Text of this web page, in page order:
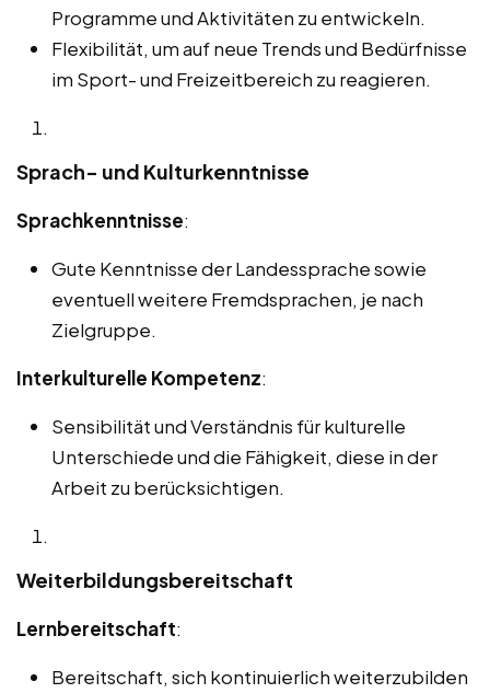
Programme und Aktivitäten zu entwickeln.
Flexibilität, um auf neue Trends und Bedürfnisse
im Sport- und Freizeitbereich zu reagieren.
Sprach- und Kulturkenntnisse
Sprachkenntnisse:
Gute Kenntnisse der Landessprache sowie
eventuell weitere Fremdsprachen, je nach
Zielgruppe.
Interkulturelle Kompetenz:
Sensibilität und Verständnis für kulturelle
Unterschiede und die Fähigkeit, diese in der
Arbeit zu berücksichtigen.
Weiterbildungsbereitschaft
Lernbereitschaft:
Bereitschaft, sich kontinuierlich weiterzubilden